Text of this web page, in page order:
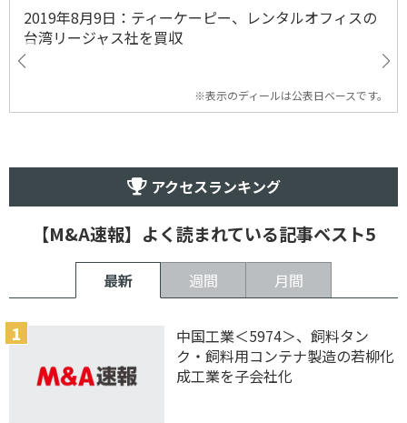
2019年8月9日：ティーケーピー、レンタルオフィスの
台湾リージャス社を買収
※表示のディールは公表日ベースです。
アクセスランキング
【M&A速報】よく読まれている記事ベスト5
最新 週間 月間
中国工業＜5974＞、飼料タン
ク・飼料用コンテナ製造の若柳化
成工業を子会社化